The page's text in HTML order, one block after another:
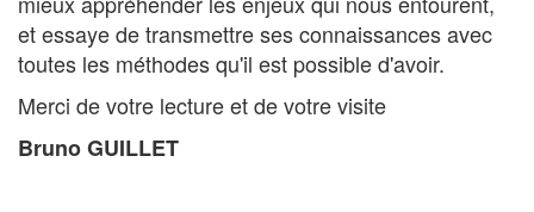
et essaye de transmettre ses connaissances avec
toutes les méthodes qu'il est possible d'avoir.
Merci de votre lecture et de votre visite
Bruno GUILLET